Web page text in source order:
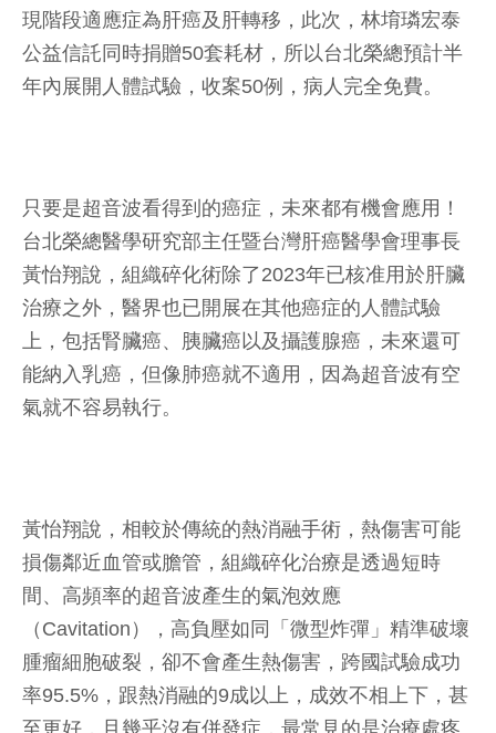
現階段適應症為肝癌及肝轉移，此次，林堉璘宏泰
公益信託同時捐贈50套耗材，所以台北榮總預計半
年內展開人體試驗，收案50例，病人完全免費。
只要是超音波看得到的癌症，未來都有機會應用！
台北榮總醫學研究部主任暨台灣肝癌醫學會理事長
黃怡翔說，組織碎化術除了2023年已核准用於肝臟
治療之外，醫界也已開展在其他癌症的人體試驗
上，包括腎臟癌、胰臟癌以及攝護腺癌，未來還可
能納入乳癌，但像肺癌就不適用，因為超音波有空
氣就不容易執行。
黃怡翔說，相較於傳統的熱消融手術，熱傷害可能
損傷鄰近血管或膽管，組織碎化治療是透過短時
間、高頻率的超音波產生的氣泡效應
（Cavitation），高負壓如同「微型炸彈」精準破壞
腫瘤細胞破裂，卻不會產生熱傷害，跨國試驗成功
率95.5%，跟熱消融的9成以上，成效不相上下，甚